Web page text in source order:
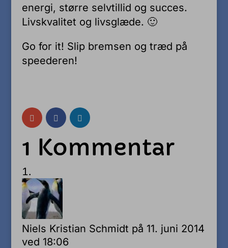
energi, større selvtillid og succes.
Livskvalitet og livsglæde. 🙂
Go for it! Slip bremsen og træd på
speederen!
1 Kommentar
Niels Kristian Schmidt på 11. juni 2014
ved 18:06